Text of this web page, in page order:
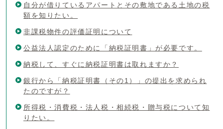
自分が借りているアパートとその敷地である土地の税
額を知りたい。
非課税物件の評価証明について
公益法人認定のために「納税証明書」が必要です。
納税して、すぐに納税証明書は取れますか？
銀行から「納税証明書（その1）」の提出を求められ
たのですが？
所得税・消費税・法人税・相続税・贈与税について知
りたい。